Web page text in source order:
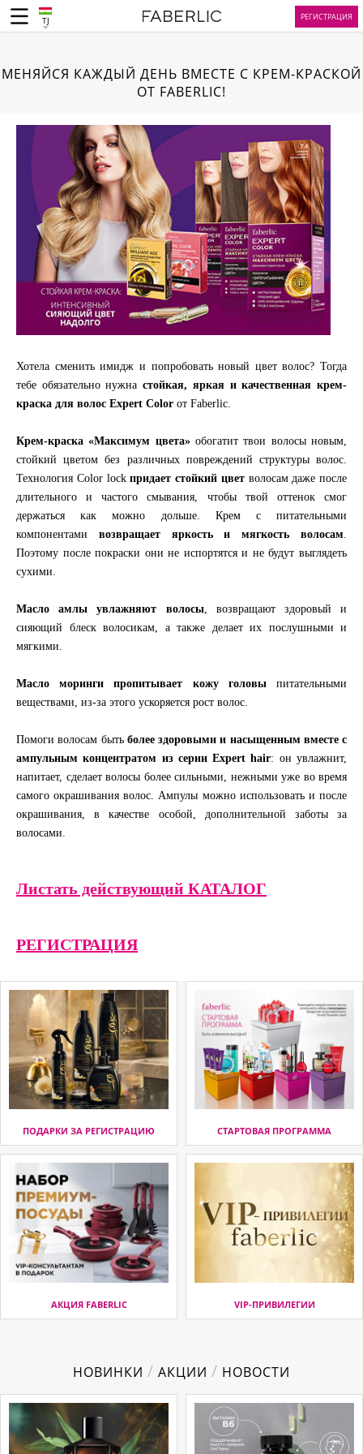
TJ РЕГИСТРАЦИЯ
МЕНЯЙСЯ КАЖДЫЙ ДЕНЬ ВМЕСТЕ С КРЕМ-КРАСКОЙ
ОТ FABERLIC!
Хотела сменить имидж и попробовать новый цвет волос? Тогда
тебе обязательно нужнастойкая, яркая и качественная крем-
краска для волос Expert Color от Faberlic.
Крем-краска «Максимум цвета»обогатит твои волосы новым,
стойкий цветом без различных повреждений структуры волос.
Технология Color lockпридает стойкий цветволосам даже после
длительного и частого смывания, чтобы твой оттенок смог
держаться как можно дольше. Крем с питательными
компонентами возвращает яркость и мягкость волосам
Поэтому после покраски они не испортятся и не будут выглядеть
сухими.
Масло амлы увлажняют волосы, возвращают здоровый и
сияющий блеск волосикам, а также делает их послушными и
мягкими.
Масло моринги пропитывает кожу головыпитательными
веществами, из-за этого ускоряется рост волос.
Помоги волосам быть более здоровыми и насыщенным вместе с
ампульным концентратом из серии Expert hair: он увлажнит,
напитает, сделает волосы более сильными, нежными уже во время
самого окрашивания волос. Ампулы можно использовать и после
окрашивания, в качестве особой, дополнительной заботы за
волосами.
Листать действующий КАТАЛОГ
РЕГИСТРАЦИЯ
ПОДАРКИ ЗА РЕГИСТРАЦИЮ СТАРТОВАЯ ПРОГРАММА
АКЦИЯ FABERLIC VIP-ПРИВИЛЕГИИ
НОВИНКИ / АКЦИИ / НОВОСТИ